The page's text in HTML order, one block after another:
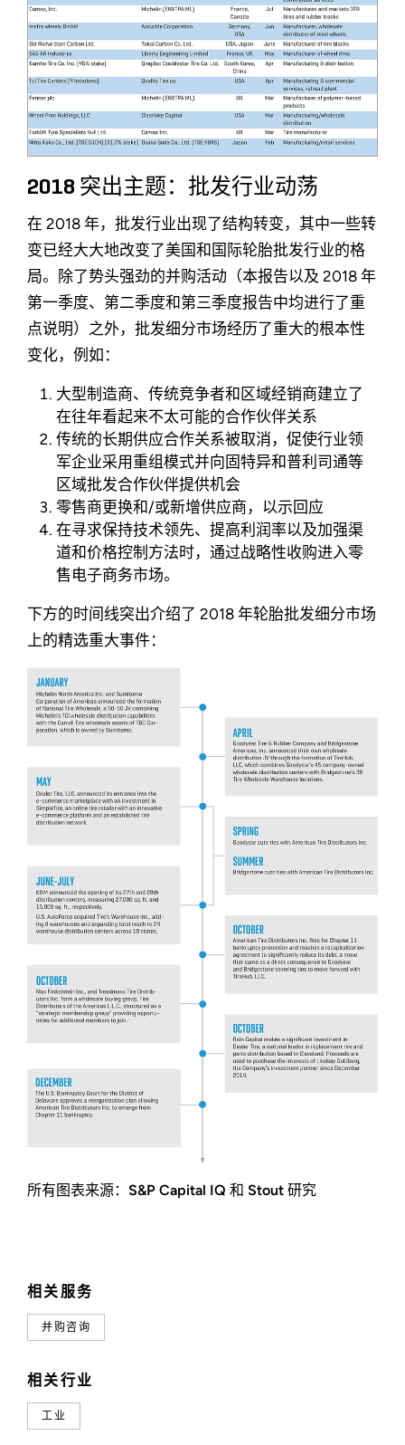
相关服务
并购咨询
相关行业
工业
2018 突出主题：批发行业动荡
在 2018 年，批发行业出现了结构转变，其中一些转
变已经大大地改变了美国和国际轮胎批发行业的格
局。除了势头强劲的并购活动（本报告以及 2018 年
第一季度、第二季度和第三季度报告中均进行了重
点说明）之外，批发细分市场经历了重大的根本性
变化，例如：
大型制造商、传统竞争者和区域经销商建立了
在往年看起来不太可能的合作伙伴关系
传统的长期供应合作关系被取消，促使行业领
军企业采用重组模式并向固特异和普利司通等
区域批发合作伙伴提供机会
零售商更换和/或新增供应商，以示回应
在寻求保持技术领先、提高利润率以及加强渠
道和价格控制方法时，通过战略性收购进入零
售电子商务市场。
下方的时间线突出介绍了 2018 年轮胎批发细分市场
上的精选重大事件：
所有图表来源：S&P Capital IQ 和 Stout 研究